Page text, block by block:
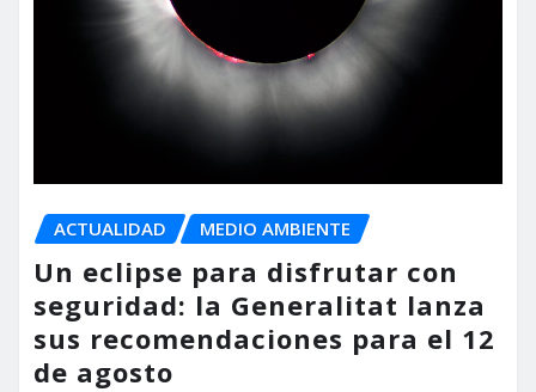
ACTUALIDAD MEDIO AMBIENTE
Un eclipse para disfrutar con
seguridad: la Generalitat lanza
sus recomendaciones para el 12
de agosto